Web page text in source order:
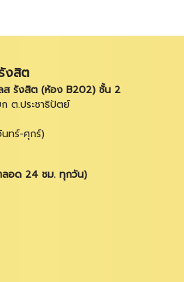
งสิต
ส รังสิต (ห้อง B202) ชั้น 2
ต.ประชาธิปัตย์
ทร์-ศุกร์)
ลอด 24 ชม. ทุกวัน)